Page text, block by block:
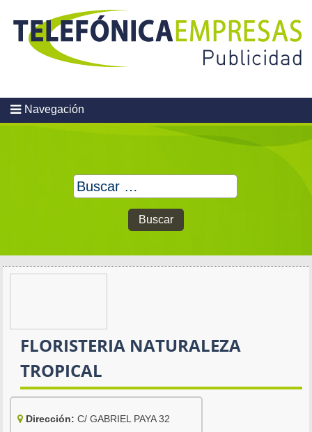
content
Navegación
Buscar:
FLORISTERIA NATURALEZA
TROPICAL
Dirección: C/ GABRIEL PAYA 32